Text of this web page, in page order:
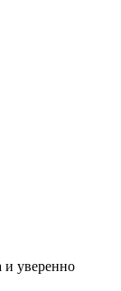
и уверенно